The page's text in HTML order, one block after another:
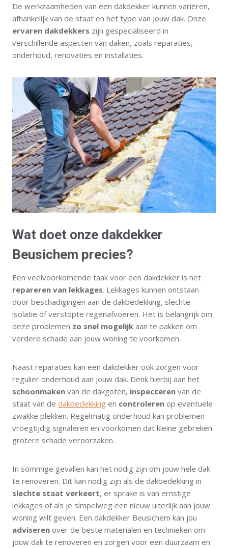
De werkzaamheden van een dakdekker kunnen variëren,
afhankelijk van de staat en het type van jouw dak. Onze
ervaren dakdekkers zijn gespecialiseerd in
verschillende aspecten van daken, zoals reparaties,
onderhoud, renovaties en installaties.
Wat doet onze dakdekker
Beusichem precies?
Een veelvoorkomende taak voor een dakdekker is het
repareren van lekkages. Lekkages kunnen ontstaan
door beschadigingen aan de dakbedekking, slechte
isolatie of verstopte regenafvoeren. Het is belangrijk om
deze problemen zo snel mogelijk aan te pakken om
verdere schade aan jouw woning te voorkomen.
Naast reparaties kan een dakdekker ook zorgen voor
regulier onderhoud aan jouw dak. Denk hierbij aan het
schoonmaken van de dakgoten, inspecteren van de
staat van de dakbedekking en controleren op eventuele
zwakke plekken. Regelmatig onderhoud kan problemen
vroegtijdig signaleren en voorkomen dat kleine gebreken
grotere schade veroorzaken.
In sommige gevallen kan het nodig zijn om jouw hele dak
te renoveren. Dit kan nodig zijn als de dakbedekking in
slechte staat verkeert, er sprake is van ernstige
lekkages of als je simpelweg een nieuw uiterlijk aan jouw
woning wilt geven. Een dakdekker Beusichem kan jou
adviseren over de beste materialen en technieken om
jouw dak te renoveren en zorgen voor een duurzaam en